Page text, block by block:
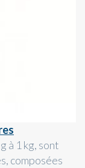
à 1 kg, sont
composées